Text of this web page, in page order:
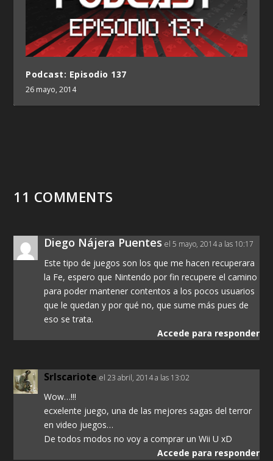
Podcast: Episodio 137
26 mayo, 2014
11 COMMENTS
Diego Nájera Puentes el 5 mayo, 2014 a las 10:17
Este tipo de juegos son los que me hacen recuperara
la Fe, espero que Nintendo por fin recupere el camino
para poder mantener contentos a los pocos usuarios
que le quedan y por qué no, que sume más pues de
eso se trata.
Accede para responder
SrIscariote el 23 abril, 2014 a las 13:02
Wow…!!!
ecxelente juego, una de las mejores sagas del terror
en video juegos…
De todos modos no voy a comprar un Wii U xD
Accede para responder